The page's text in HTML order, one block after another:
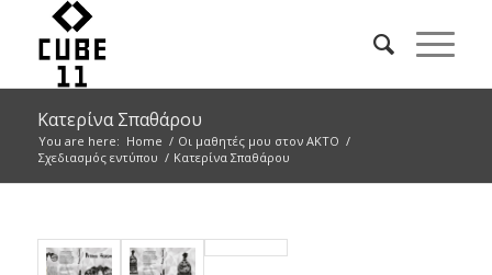
Κατερίνα Σπαθάρου
You are here: Home / Οι μαθητές μου στον ΑΚΤΟ /
Σχεδιασμός εντύπου / Κατερίνα Σπαθάρου